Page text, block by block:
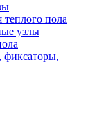
пола
узлы
фиксаторы,